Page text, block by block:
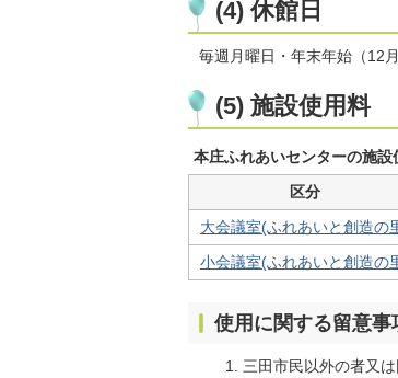
(4) 休館日
毎週月曜日・年末年始（12
(5) 施設使用料
本庄ふれあいセンターの施設
区分
大会議室(ふれあいと創造の
小会議室(ふれあいと創造の
使用に関する留意事
三田市民以外の者又